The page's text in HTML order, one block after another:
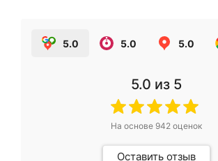
5.0 5.0 5.0
5.0 из 5
На основе 942оценок
Оставить отзыв